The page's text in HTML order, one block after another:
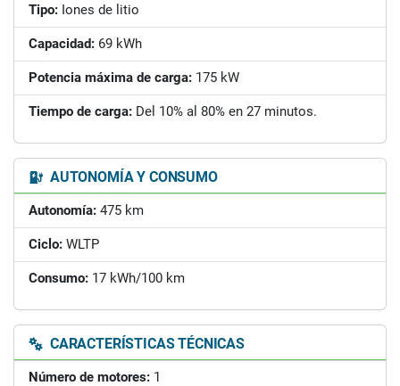
Tipo: Iones de litio
Capacidad: 69 kWh
Potencia máxima de carga: 175 kW
Tiempo de carga: Del 10% al 80% en 27 minutos.
AUTONOMÍA Y CONSUMO
Autonomía: 475 km
Ciclo: WLTP
Consumo: 17 kWh/100 km
CARACTERÍSTICAS TÉCNICAS
Número de motores: 1